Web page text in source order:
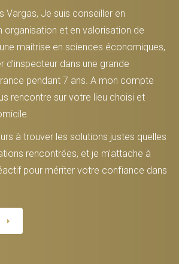
Vargas, Je suis conseiller en
organisation et en valorisation de
maitrise en sciences économiques,
d’inspecteur dans une grande
pendant 7 ans. A mon compte
rencontre sur votre lieu choisi et
à trouver les solutions justes quelles
rencontrées, et je m’attache à
pour mériter votre confiance dans